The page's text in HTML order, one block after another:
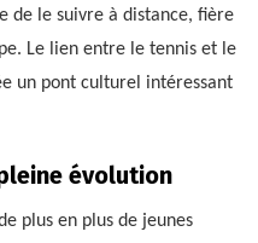
de le suivre à distance, fière
Le lien entre le tennis et le
un pont culturel intéressant
évolution
plus en plus de jeunes